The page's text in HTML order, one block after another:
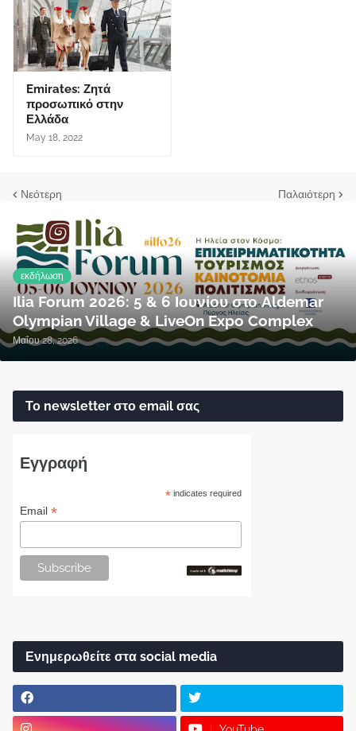
Emirates: Ζητά
προσωπικό στην
Ελλάδα
May 18, 2022
Νεότερη Παλαιότερη
εκδήλωση
Ilia Forum 2026: 5 & 6 Ιουνίου στο Aldemar
Olympian Village & LiveOn Expo Complex
Μαΐου 28, 2026
Το newsletter στο email σας
Εγγραφή
* indicates required
Email *
Ενημερωθείτε στα social media